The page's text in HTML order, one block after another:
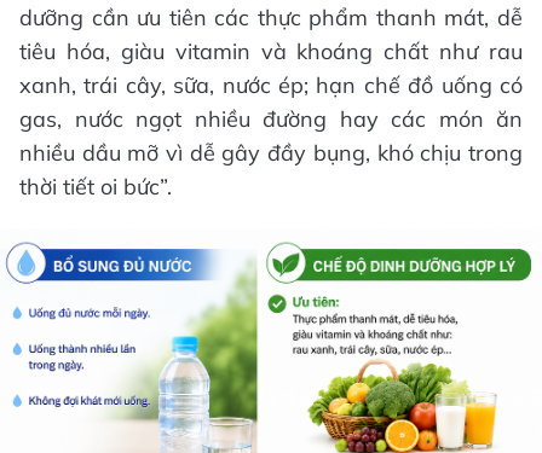
dưỡng cần ưu tiên các thực phẩm thanh mát, dễ
tiêu hóa, giàu vitamin và khoáng chất như rau
xanh, trái cây, sữa, nước ép; hạn chế đồ uống có
gas, nước ngọt nhiều đường hay các món ăn
nhiều dầu mỡ vì dễ gây đầy bụng, khó chịu trong
thời tiết oi bức”.